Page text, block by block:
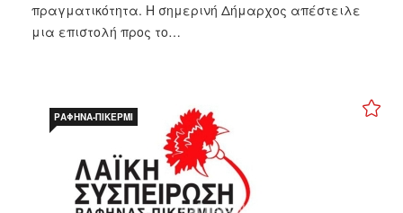
πραγματικότητα. Η σημερινή Δήμαρχος απέστειλε
μια επιστολή προς το…
ΡΑΦΉΝΑ-ΠΙΚΈΡΜΙ